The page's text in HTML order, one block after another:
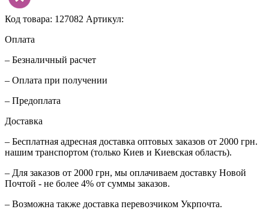
Код товара: 127082 Артикул:
Оплата
– Безналичный расчет
– Оплата при получении
– Предоплата
Доставка
– Бесплатная адресная доставка оптовых заказов от 2000 грн.
нашим транспортом (только Киев и Киевская область).
– Для заказов от 2000 грн, мы оплачиваем доставку Новой
Почтой - не более 4% от суммы заказов.
– Возможна также доставка перевозчиком Укрпочта.